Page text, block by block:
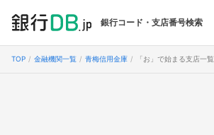
銀行コード・支店番号検索
TOP 金融機関一覧 青梅信用金庫 「お」で始まる支店一覧